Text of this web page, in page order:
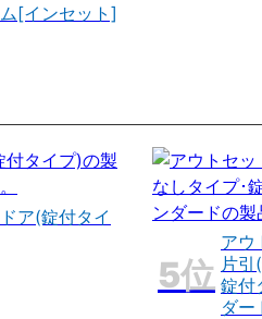
[インセット]
ア(錠付タイ
アウ
片引
錠付
ダー